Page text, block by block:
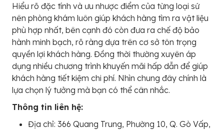
Hiểu rõ đặc tính và ưu nhược điểm của từng loại sứ
nên phòng khám luôn giúp khách hàng tìm ra vật liệu
phù hợp nhất, bên cạnh đó còn đưa ra chế độ bảo
hành minh bạch, rõ ràng dựa trên cơ sở tôn trọng
quyền lợi khách hàng. Đồng thời thường xuyên áp
dụng nhiều chương trình khuyến mãi hấp dẫn để giúp
khách hàng tiết kiệm chi phí. Nhìn chung đây chính là
lựa chọn lý tưởng mà bạn có thể cân nhắc.
Thông tin liên hệ:
Địa chỉ: 366 Quang Trung, Phường 10, Q. Gò Vấp,